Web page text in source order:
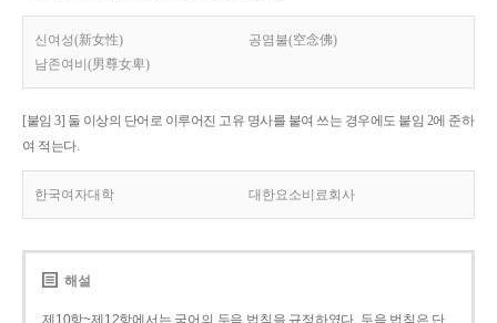
신여성(新女性)
공염불(空念佛)
남존여비(男尊女卑)
[붙임 3] 둘 이상의 단어로 이루어진 고유 명사를 붙여 쓰는 경우에도 붙임 2에 준하
여 적는다.
한국여자대학 대한요소비료회사
해설
제10항~제12항에서는 국어의 두음 법칙을 규정하였다. 두음 법칙은 단